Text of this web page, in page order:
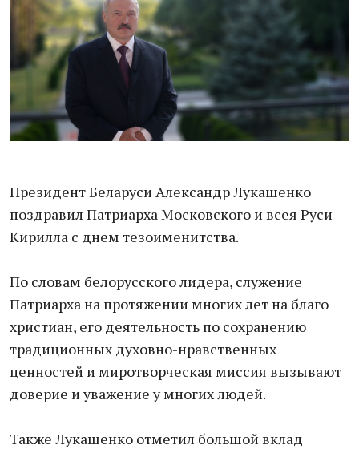
Президент Беларуси Александр Лукашенко
поздравил Патриарха Московского и всея Руси
Кирилла с днем тезоименитства.
По словам белорусского лидера, служение
Патриарха на протяжении многих лет на благо
христиан, его деятельность по сохранению
традиционных духовно-нравственных
ценностей и миротворческая миссия вызывают
доверие и уважение у многих людей.
Также Лукашенко отметил большой вклад